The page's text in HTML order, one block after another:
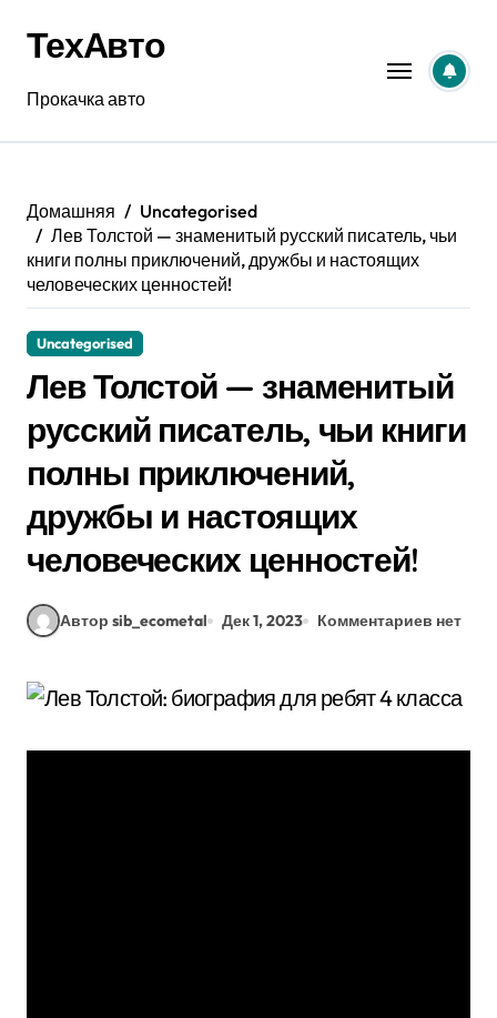
содержанию
ТехАвто
Прокачка авто
Домашняя
Uncategorised
Лев Толстой — знаменитый русский писатель, чьи
книги полны приключений, дружбы и настоящих
человеческих ценностей!
Uncategorised
Лев Толстой — знаменитый
русский писатель, чьи книги
полны приключений,
дружбы и настоящих
человеческих ценностей!
Автор sib_ecometal Дек 1, 2023 Комментариев нет